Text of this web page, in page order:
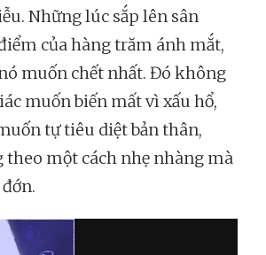
Những lúc sắp lên sân
của hàng trăm ánh mắt,
muốn chết nhất. Đó không
muốn biến mất vì xấu hổ,
tự tiêu diệt bản thân,
một cách nhẹ nhàng mà